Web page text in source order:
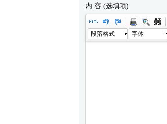
内 容 (选填项):
段落格式 字体